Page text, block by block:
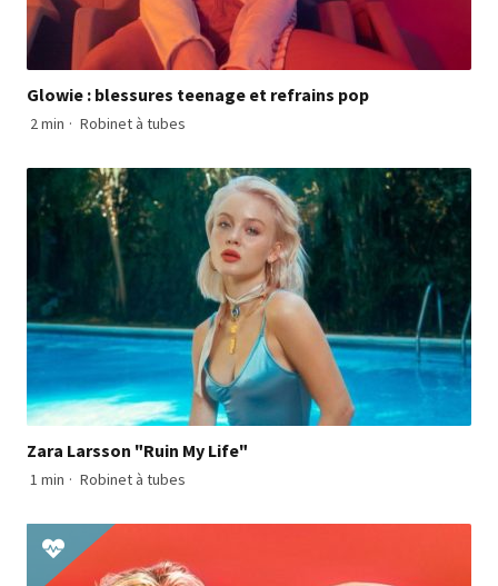
Glowie : blessures teenage et refrains pop
2 min · Robinet à tubes
Zara Larsson "Ruin My Life"
1 min · Robinet à tubes